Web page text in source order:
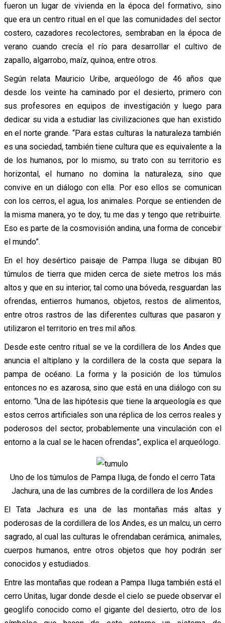
fueron un lugar de vivienda en la época del formativo, sino
que era un centro ritual en el que las comunidades del sector
costero, cazadores recolectores, sembraban en la época de
verano cuando crecía el río para desarrollar el cultivo de
zapallo, algarrobo, maíz, quínoa, entre otros.
Según relata Mauricio Uribe, arqueólogo de 46 años que
desde los veinte ha caminado por el desierto, primero con
sus profesores en equipos de investigación y luego para
dedicar su vida a estudiar las civilizaciones que han existido
en el norte grande. “Para estas culturas la naturaleza también
es una sociedad, también tiene cultura que es equivalente a la
de los humanos, por lo mismo, su trato con su territorio es
horizontal, el humano no domina la naturaleza, sino que
convive en un diálogo con ella. Por eso ellos se comunican
con los cerros, el agua, los animales. Porque se entienden de
la misma manera, yo te doy, tu me das y tengo que retribuirte.
Eso es parte de la cosmovisión andina, una forma de concebir
el mundo”.
En el hoy desértico paisaje de Pampa Iluga se dibujan 80
túmulos de tierra que miden cerca de siete metros los más
altos y que en su interior, tal como una bóveda, resguardan las
ofrendas, entierros humanos, objetos, restos de alimentos,
entre otros rastros de las diferentes culturas que pasaron y
utilizaron el territorio en tres mil años.
Desde este centro ritual se ve la cordillera de los Andes que
anuncia el altiplano y la cordillera de la costa que separa la
pampa de océano. La forma y la posición de los túmulos
entonces no es azarosa, sino que está en una diálogo con su
entorno. “Una de las hipótesis que tiene la arqueología es que
estos cerros artificiales son una réplica de los cerros reales y
poderosos del sector, probablemente una vinculación con el
entorno a la cual se le hacen ofrendas”, explica el arqueólogo.
Uno de los túmulos de Pampa Iluga, de fondo el cerro Tata
Jachura, una de las cumbres de la cordillera de los Andes
El Tata Jachura es una de las montañas más altas y
poderosas de la cordillera de los Andes, es un malcu, un cerro
sagrado, al cual las culturas le ofrendaban cerámica, animales,
cuerpos humanos, entre otros objetos que hoy podrán ser
conocidos y estudiados.
Entre las montañas que rodean a Pampa Iluga también está el
cerro Unitas, lugar donde desde el cielo se puede observar el
geoglifo conocido como el gigante del desierto, otro de los